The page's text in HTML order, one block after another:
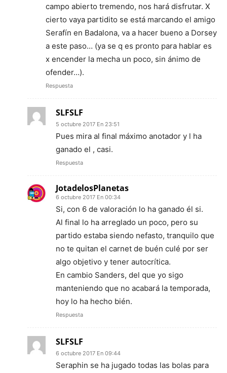
campo abierto tremendo, nos hará disfrutar. X
cierto vaya partidito se está marcando el amigo
Serafín en Badalona, va a hacer bueno a Dorsey
a este paso… (ya se q es pronto para hablar es
x encender la mecha un poco, sin ánimo de
ofender…).
Respuesta
SLFSLF
5 octubre 2017 En 23:51
Pues mira al final máximo anotador y l ha
ganado el , casi.
Respuesta
JotadelosPlanetas
6 octubre 2017 En 00:34
Si, con 6 de valoración lo ha ganado él si.
Al final lo ha arreglado un poco, pero su
partido estaba siendo nefasto, tranquilo que
no te quitan el carnet de buén culé por ser
algo objetivo y tener autocrítica.
En cambio Sanders, del que yo sigo
manteniendo que no acabará la temporada,
hoy lo ha hecho bién.
Respuesta
SLFSLF
6 octubre 2017 En 09:44
Seraphin se ha jugado todas las bolas para